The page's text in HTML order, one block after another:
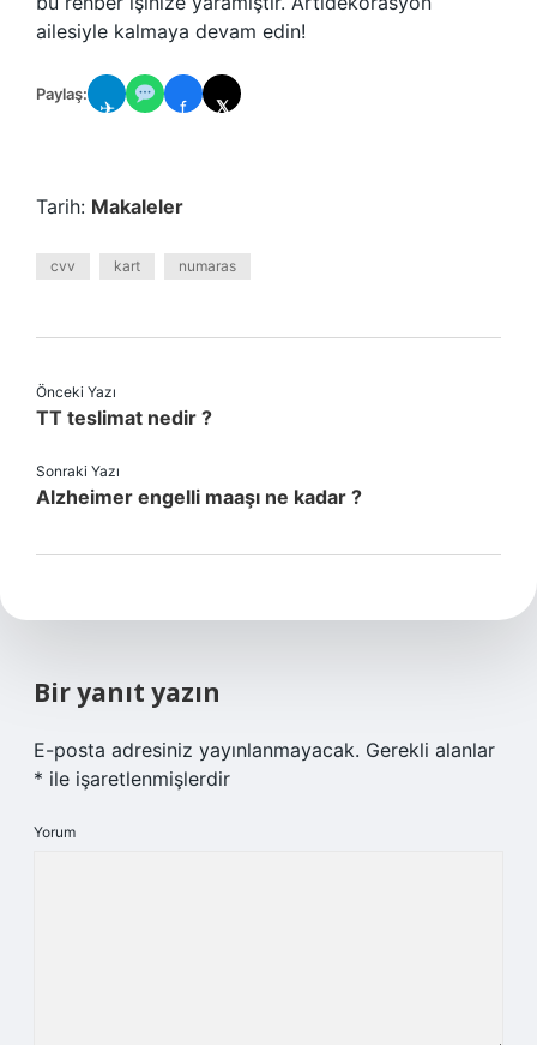
ailesiyle kalmaya devam edin!
Paylaş:
✈ f 𝕏
Tarih: Makaleler
cvv kart numaras
Önceki Yazı
TT teslimat nedir ?
Sonraki Yazı
Alzheimer engelli maaşı ne kadar ?
Bir yanıt yazın
E-posta adresiniz yayınlanmayacak. Gerekli alanlar
* ile işaretlenmişlerdir
Yorum